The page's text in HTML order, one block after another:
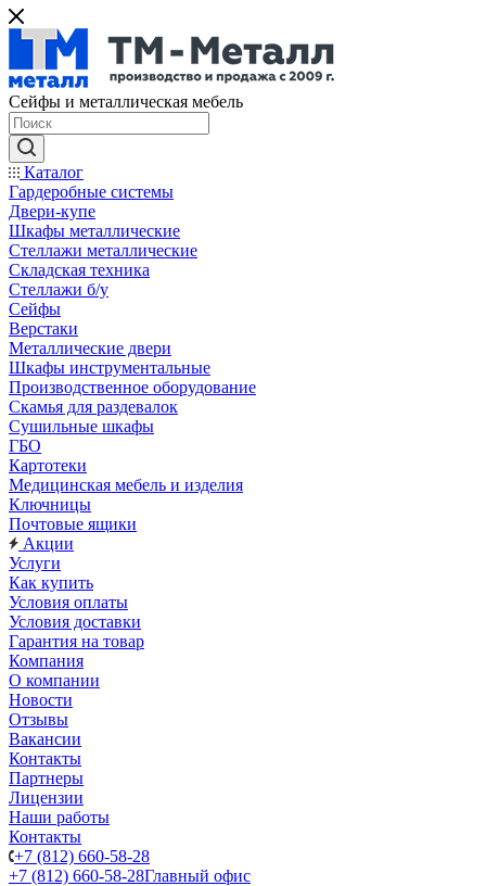
Сейфы и металлическая мебель
Каталог
Гардеробные системы
Двери-купе
Шкафы металлические
Стеллажи металлические
Складская техника
Стеллажи б/у
Сейфы
Верстаки
Металлические двери
Шкафы инструментальные
Производственное оборудование
Скамья для раздевалок
Сушильные шкафы
ГБО
Картотеки
Медицинская мебель и изделия
Ключницы
Почтовые ящики
Акции
Услуги
Как купить
Условия оплаты
Условия доставки
Гарантия на товар
Компания
О компании
Новости
Отзывы
Вакансии
Контакты
Партнеры
Лицензии
Наши работы
Контакты
+7 (812) 660-58-28
+7 (812) 660-58-28Главный офис